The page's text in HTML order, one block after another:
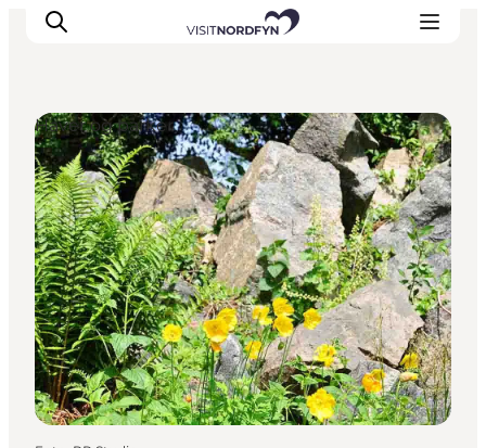
Oplev
Det sker
Spis og drik
Overnatning
Book oplevelser
For børn
Haver og parker